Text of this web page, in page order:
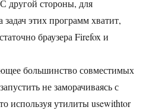
другой стороны, для
задач этих программ хватит,
браузера Firefox и
большинство совместимых
не заморачиваясь с
используя утилиты usewithtor